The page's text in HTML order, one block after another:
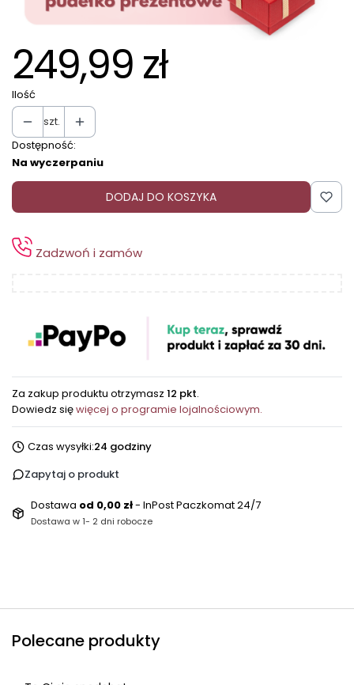
249,99 zł
Ilość
szt.
Dostępność:
Na wyczerpaniu
DODAJ DO KOSZYKA
Zadzwoń i zamów
Za zakup produktu otrzymasz 12 pkt.
Dowiedz sięwięcej o programie lojalnościowym.
Czas wysyłki:24 godziny
Zapytaj o produkt
Dostawa od 0,00 zł- InPost Paczkomat 24/7
Dostawa w 1- 2 dni robocze
Polecane produkty